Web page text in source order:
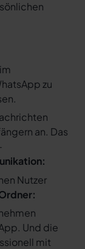
zu
an. Das
Nutzer
Und die
mit